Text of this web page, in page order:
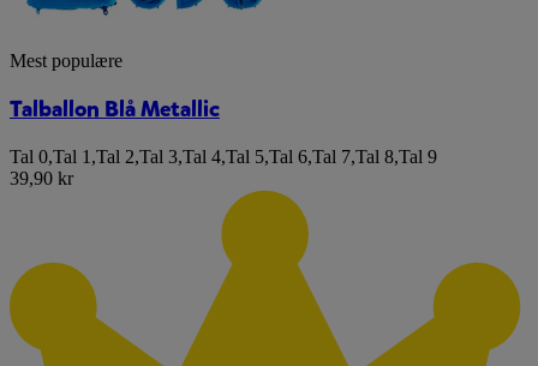
Mest populære
Talballon Blå Metallic
Tal 0,Tal 1 ,Tal 2,Tal 3,Tal 4,Tal 5,Tal 6,Tal 7,Tal 8,Tal 9
39,90 kr